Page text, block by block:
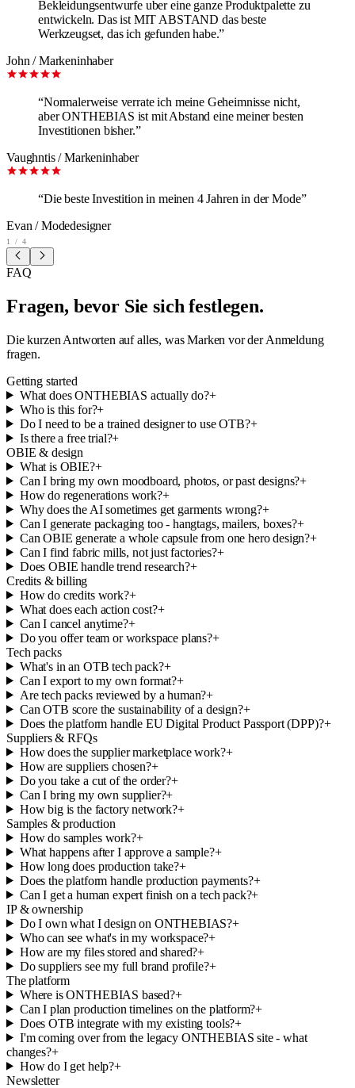
Bekleidungsentwurfe uber eine ganze Produktpalette zu
entwickeln. Das ist MIT ABSTAND das beste
Werkzeugset, das ich gefunden habe.”
John /Markeninhaber
“Normalerweise verrate ich meine Geheimnisse nicht,
aber ONTHEBIAS ist mit Abstand eine meiner besten
Investitionen bisher.”
Vaughntis/Markeninhaber
“Die beste Investition in meinen 4 Jahren in der Mode”
Evan /Modedesigner
1 / 4
FAQ
Fragen, bevor Sie sich festlegen.
Die kurzen Antworten auf alles, was Marken vor der Anmeldung
fragen.
Getting started
What does ONTHEBIAS actually do?+
Who is this for?+
Do I need to be a trained designer to use OTB?+
Is there a free trial?+
OBIE & design
What is OBIE?+
Can I bring my own moodboard, photos, or past designs?+
How do regenerations work?+
Why does the AI sometimes get garments wrong?+
Can I generate packaging too - hangtags, mailers, boxes?+
Can OBIE generate a whole capsule from one hero design?+
Can I find fabric mills, not just factories?+
Does OBIE handle trend research?+
Credits & billing
How do credits work?+
What does each action cost?+
Can I cancel anytime?+
Do you offer team or workspace plans?+
Tech packs
What's in an OTB tech pack?+
Can I export to my own format?+
Are tech packs reviewed by a human?+
Can OTB score the sustainability of a design?+
Does the platform handle EU Digital Product Passport (DPP)?+
Suppliers & RFQs
How does the supplier marketplace work?+
How are suppliers chosen?+
Do you take a cut of the order?+
Can I bring my own supplier?+
How big is the factory network?+
Samples & production
How do samples work?+
What happens after I approve a sample?+
How long does production take?+
Does the platform handle production payments?+
Can I get a human expert finish on a tech pack?+
IP & ownership
Do I own what I design on ONTHEBIAS?+
Who can see what's in my workspace?+
How are my files stored and shared?+
Do suppliers see my full brand profile?+
The platform
Where is ONTHEBIAS based?+
Can I plan production timelines on the platform?+
Does OTB integrate with my existing tools?+
I'm coming over from the legacy ONTHEBIAS site - what
changes?+
How do I get help?+
Newsletter